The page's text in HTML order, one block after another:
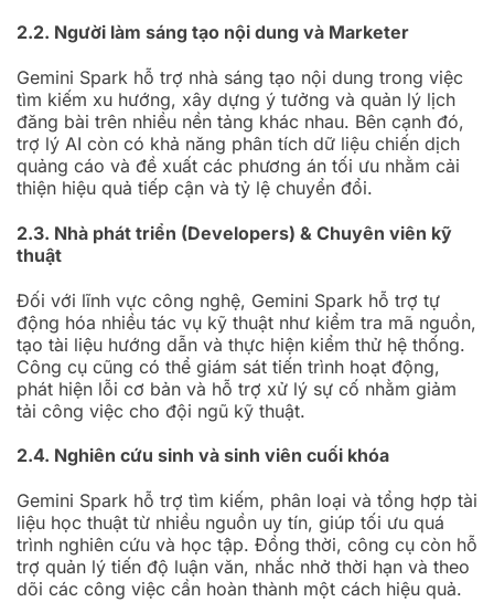
2.2. Người làm sáng tạo nội dung và Marketer
Gemini Spark hỗ trợ nhà sáng tạo nội dung trong việc
tìm kiếm xu hướng, xây dựng ý tưởng và quản lý lịch
đăng bài trên nhiều nền tảng khác nhau. Bên cạnh đó,
trợ lý AI còn có khả năng phân tích dữ liệu chiến dịch
quảng cáo và đề xuất các phương án tối ưu nhằm cải
thiện hiệu quả tiếp cận và tỷ lệ chuyển đổi.
2.3. Nhà phát triển (Developers) & Chuyên viên kỹ
thuật
Đối với lĩnh vực công nghệ, Gemini Spark hỗ trợ tự
động hóa nhiều tác vụ kỹ thuật như kiểm tra mã nguồn,
tạo tài liệu hướng dẫn và thực hiện kiểm thử hệ thống.
Công cụ cũng có thể giám sát tiến trình hoạt động,
phát hiện lỗi cơ bản và hỗ trợ xử lý sự cố nhằm giảm
tải công việc cho đội ngũ kỹ thuật.
2.4. Nghiên cứu sinh và sinh viên cuối khóa
Gemini Spark hỗ trợ tìm kiếm, phân loại và tổng hợp tài
liệu học thuật từ nhiều nguồn uy tín, giúp tối ưu quá
trình nghiên cứu và học tập. Đồng thời, công cụ còn hỗ
trợ quản lý tiến độ luận văn, nhắc nhở thời hạn và theo
dõi các công việc cần hoàn thành một cách hiệu quả.